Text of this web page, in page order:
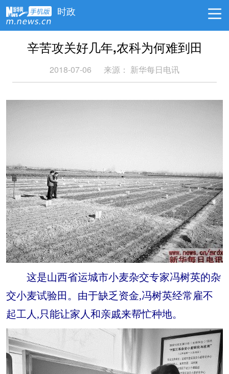
时政
辛苦攻关好几年,农科为何难到田
2018-07-06 来源： 新华每日电讯
这是山西省运城市小麦杂交专家冯树英的杂
交小麦试验田。由于缺乏资金,冯树英经常雇不
起工人,只能让家人和亲戚来帮忙种地。